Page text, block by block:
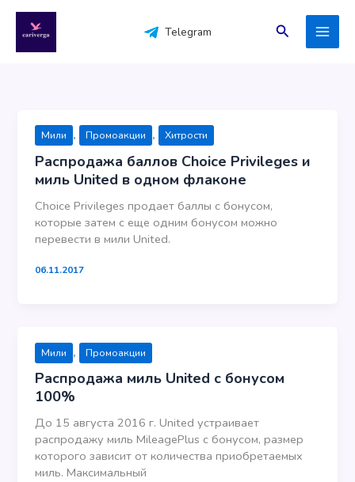
содержимому
Telegram Поиск
Мили , Промоакции , Хитрости
Распродажа баллов Choice Privileges и
миль United в одном флаконе
Choice Privileges продает баллы с бонусом,
которые затем с еще одним бонусом можно
перевести в мили United.
06.11.2017
Мили , Промоакции
Распродажа миль United с бонусом
100%
До 15 августа 2016 г. United устраивает
распродажу миль MileagePlus с бонусом, размер
которого зависит от количества приобретаемых
миль. Максимальный